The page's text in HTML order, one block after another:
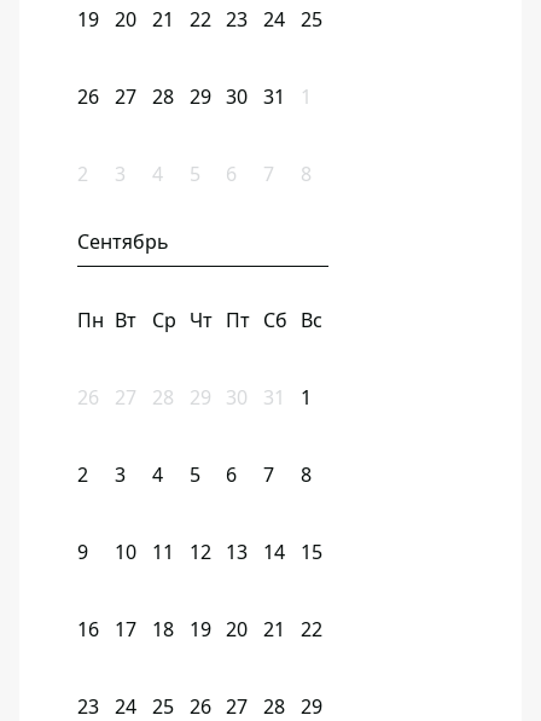
19 20 21 22 23 24 25
26 27 28 29 30 31 1
2 3 4 5 6 7 8
Сентябрь
Пн Вт Ср Чт Пт Сб Вс
26 27 28 29 30 31 1
2 3 4 5 6 7 8
9 10 11 12 13 14 15
16 17 18 19 20 21 22
23 24 25 26 27 28 29